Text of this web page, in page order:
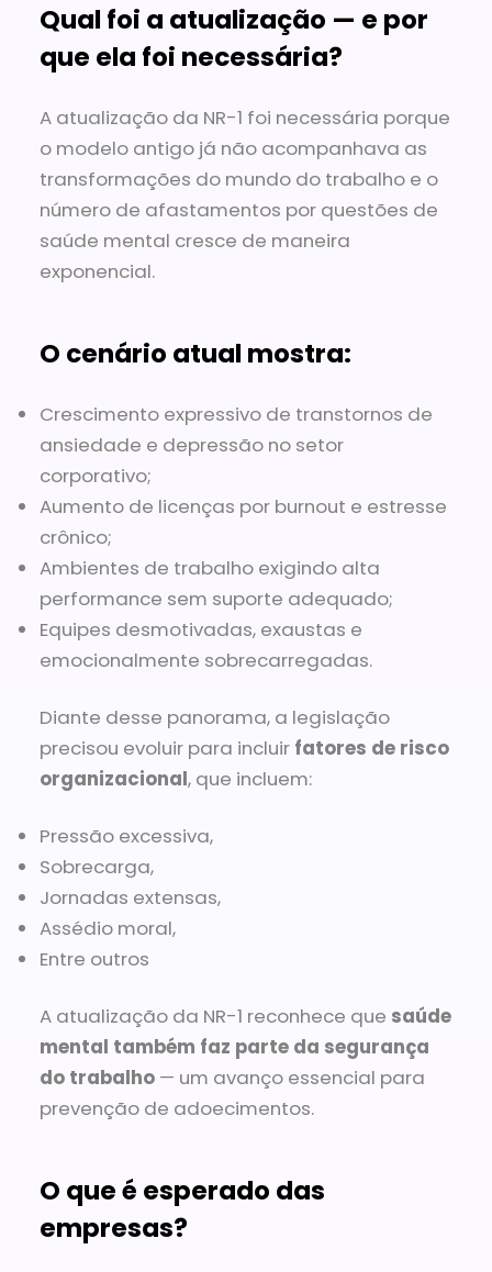
Qual foi a atualização — e por
que ela foi necessária?
A atualização da NR-1 foi necessária porque
o modelo antigo já não acompanhava as
transformações do mundo do trabalho e o
número de afastamentos por questões de
saúde mental cresce de maneira
exponencial.
O cenário atual mostra:
Crescimento expressivo de transtornos de
ansiedade e depressão no setor
corporativo;
Aumento de licenças por burnout e estresse
crônico;
Ambientes de trabalho exigindo alta
performance sem suporte adequado;
Equipes desmotivadas, exaustas e
emocionalmente sobrecarregadas.
Diante desse panorama, a legislação
precisou evoluir para incluir fatores de risco
organizacional, que incluem:
Pressão excessiva,
Sobrecarga,
Jornadas extensas,
Assédio moral,
Entre outros
A atualização da NR-1 reconhece que saúde
mental também faz parte da segurança
do trabalho— um avanço essencial para
prevenção de adoecimentos.
O que é esperado das
empresas?